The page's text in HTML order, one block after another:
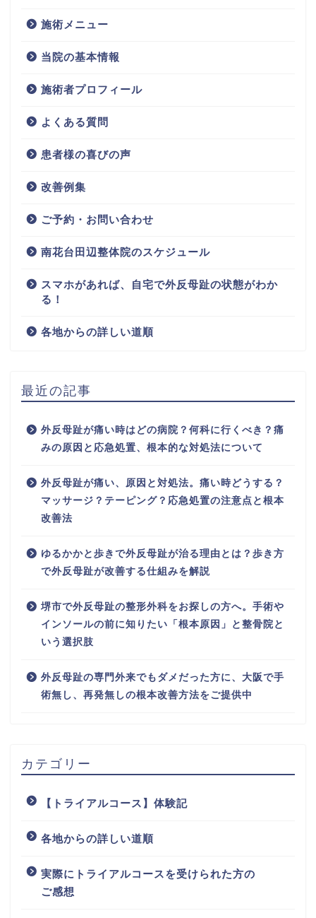
施術メニュー
当院の基本情報
施術者プロフィール
よくある質問
患者様の喜びの声
改善例集
ご予約・お問い合わせ
南花台田辺整体院のスケジュール
スマホがあれば、自宅で外反母趾の状態がわか
る！
各地からの詳しい道順
最近の記事
外反母趾が痛い時はどの病院？何科に行くべき？痛
みの原因と応急処置、根本的な対処法について
外反母趾が痛い、原因と対処法。痛い時どうする？
マッサージ？テーピング？応急処置の注意点と根本
改善法
ゆるかかと歩きで外反母趾が治る理由とは？歩き方
で外反母趾が改善する仕組みを解説
堺市で外反母趾の整形外科をお探しの方へ。手術や
インソールの前に知りたい「根本原因」と整骨院と
いう選択肢
外反母趾の専門外来でもダメだった方に、大阪で手
術無し、再発無しの根本改善方法をご提供中
カテゴリー
【トライアルコース】体験記
各地からの詳しい道順
実際にトライアルコースを受けられた方の
ご感想